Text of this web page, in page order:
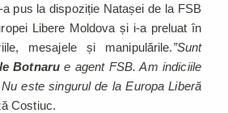
pus la dispoziție Natașei de la FSB
Libere Moldova și i-a preluat în
mesajele și manipulările.”Sunt
Botnarue agent FSB. Am indiciile
este singurul de la Europa Liberă
Costiuc.